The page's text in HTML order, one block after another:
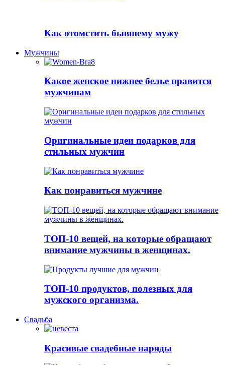
Как отомстить бывшему мужу
Мужчины
Какое женское нижнее белье нравится
мужчинам
Оригинальные идеи подарков для
стильных мужчин
Как понравиться мужчине
ТОП-10 вещей, на которые обращают
внимание мужчины в женщинах.
ТОП-10 продуктов, полезных для
мужского организма.
Свадьба
Красивые свадебные наряды